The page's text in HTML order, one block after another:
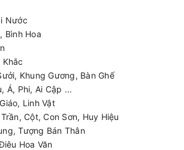
Nước
Bình Hoa
Khung Gương, Bàn Ghế
Á, Phi, Ai Cập ...
Linh Vật
Cột, Con Sơn, Huy Hiệu
Tượng Bán Thân
Hoa Văn